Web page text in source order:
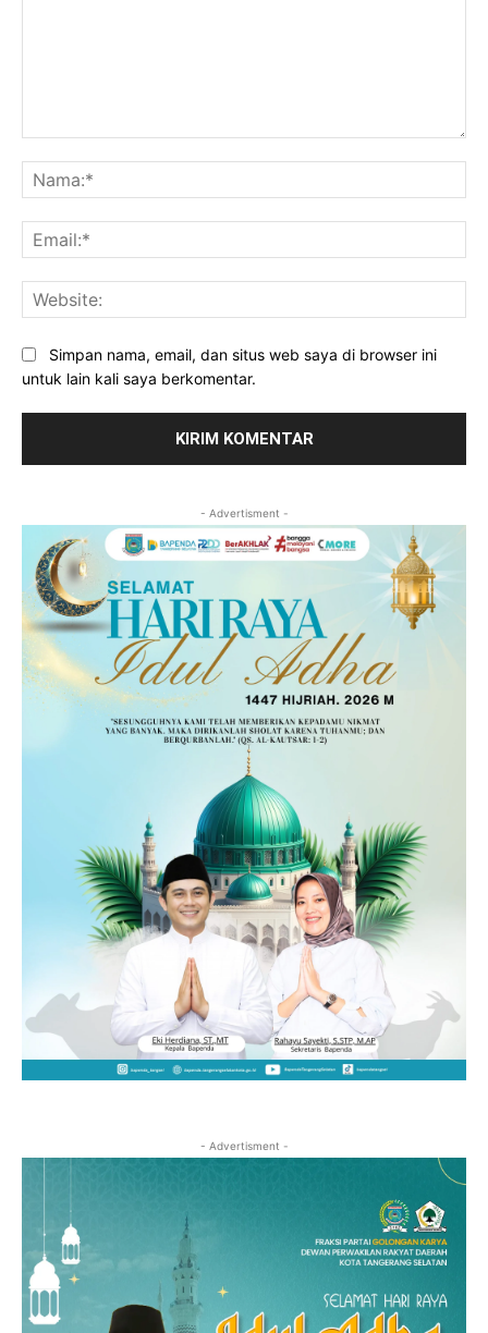
Simpan nama, email, dan situs web saya di browser ini
untuk lain kali saya berkomentar.
- Advertisment -
- Advertisment -